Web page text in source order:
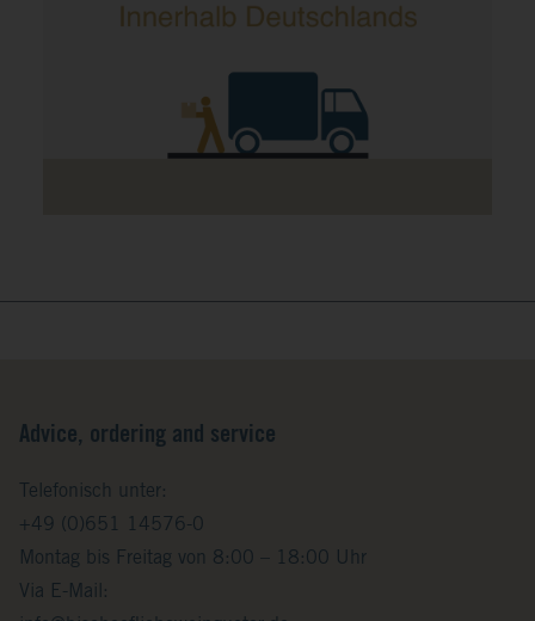
Advice, ordering and service
Telefonisch unter:
+49 (0)651 14576-0
Montag bis Freitag von 8:00 – 18:00 Uhr
Via E-Mail: